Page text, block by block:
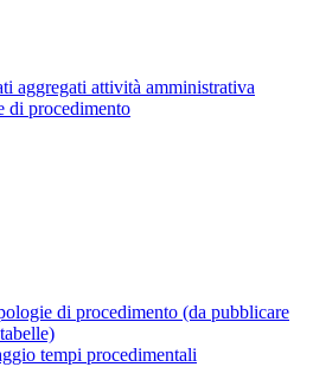
aggregati attività amministrativa
di procedimento
di procedimento (da pubblicare
tempi procedimentali